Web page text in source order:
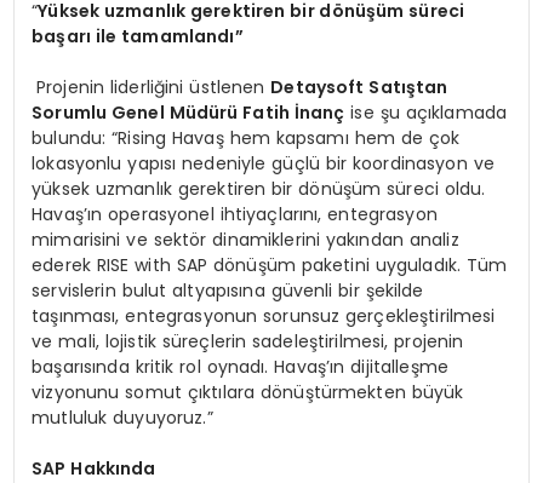
“Yüksek uzmanlık gerektiren bir dönüşüm süreci
başarı ile tamamlandı”
Projenin liderliğini üstlenen Detaysoft Satıştan
Sorumlu Genel Müdürü Fatih İnanç ise şu açıklamada
bulundu: “Rising Havaş hem kapsamı hem de çok
lokasyonlu yapısı nedeniyle güçlü bir koordinasyon ve
yüksek uzmanlık gerektiren bir dönüşüm süreci oldu.
Havaş’ın operasyonel ihtiyaçlarını, entegrasyon
mimarisini ve sektör dinamiklerini yakından analiz
ederek RISE with SAP dönüşüm paketini uyguladık. Tüm
servislerin bulut altyapısına güvenli bir şekilde
taşınması, entegrasyonun sorunsuz gerçekleştirilmesi
ve mali, lojistik süreçlerin sadeleştirilmesi, projenin
başarısında kritik rol oynadı. Havaş’ın dijitalleşme
vizyonunu somut çıktılara dönüştürmekten büyük
mutluluk duyuyoruz.”
SAP Hakkında